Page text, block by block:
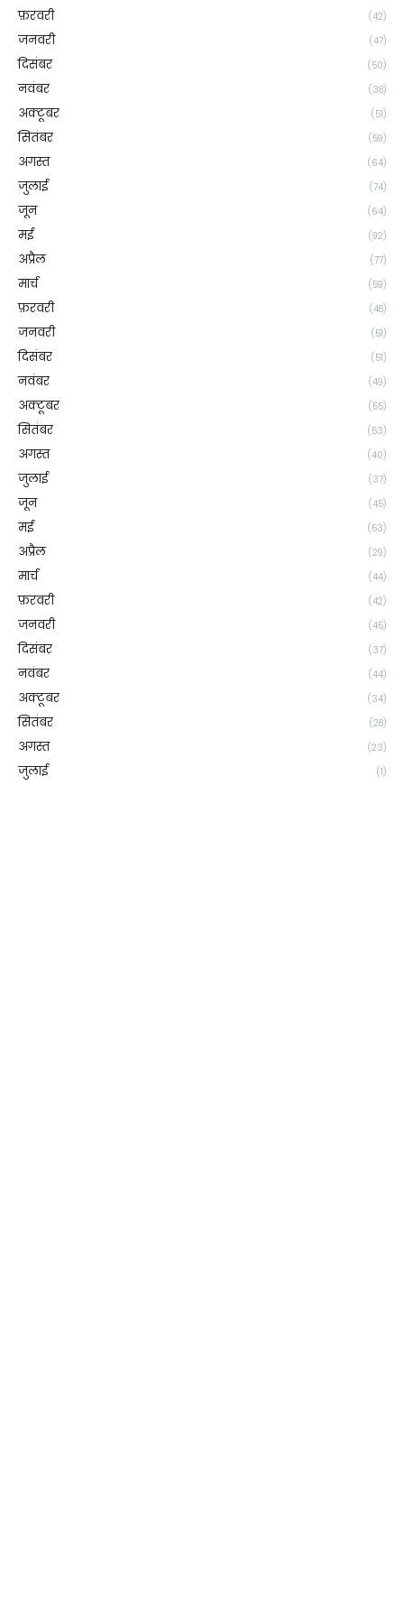
फ़रवरी
(42)
जनवरी (47)
दिसंबर (50)
नवंबर (38)
अक्टूबर (51)
सितंबर (59)
अगस्त (64)
जुलाई (74)
जून (64)
मई (92)
अप्रैल (77)
मार्च (59)
फ़रवरी (48)
जनवरी (51)
दिसंबर (51)
नवंबर (49)
अक्टूबर (55)
सितंबर (53)
अगस्त (40)
जुलाई (37)
जून (45)
मई (53)
अप्रैल (29)
मार्च (44)
फ़रवरी (42)
जनवरी (45)
दिसंबर (37)
नवंबर (44)
अक्टूबर (34)
सितंबर (28)
अगस्त (23)
जुलाई (1)